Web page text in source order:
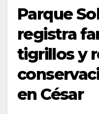
Parque
registra
tigrillos y
en César